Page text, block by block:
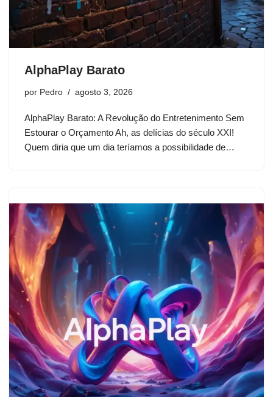
AlphaPlay Barato
por Pedro agosto 3, 2026
AlphaPlay Barato: A Revolução do Entretenimento Sem
Estourar o Orçamento Ah, as delícias do século XXI!
Quem diria que um dia teríamos a possibilidade de…